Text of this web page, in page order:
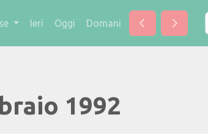
Ieri Oggi Domani
1992